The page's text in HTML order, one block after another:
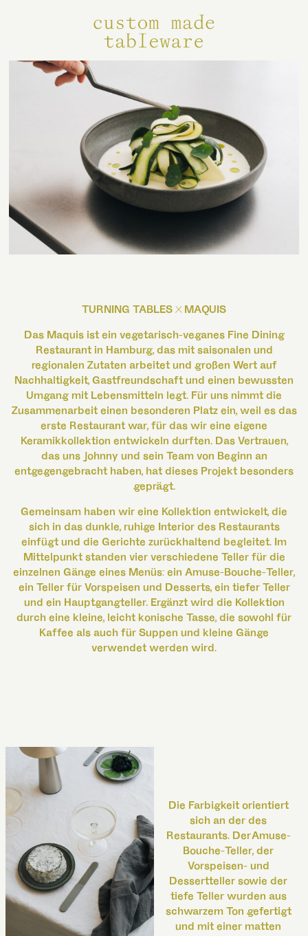
TURNING TABLES × MAQUIS
Das Maquisist ein vegetarisch-veganes Fine Dining
Restaurant in Hamburg, das mit saisonalen und
regionalen Zutaten arbeitet und großen Wert auf
Nachhaltigkeit, Gastfreundschaft und einen bewussten
Umgang mit Lebensmitteln legt. Für uns nimmt die
Zusammenarbeit einen besonderen Platz ein, weil es das
erste Restaurant war, für das wir eine eigene
Keramikkollektion entwickeln durften. Das Vertrauen,
das uns Johnny und sein Team von Beginn an
entgegengebracht haben, hat dieses Projekt besonders
geprägt.
Gemeinsam haben wir eine Kollektion entwickelt, die
sich in das dunkle, ruhige Interior des Restaurants
einfügt und die Gerichte zurückhaltend begleitet. Im
Mittelpunkt standen vier verschiedene Teller für die
einzelnen Gänge eines Menüs: ein Amuse-Bouche-Teller,
ein Teller für Vorspeisen und Desserts, ein tiefer Teller
und ein Hauptgangteller. Ergänzt wird die Kollektion
durch eine kleine, leicht konische Tasse, die sowohl für
Kaffee als auch für Suppen und kleine Gänge
verwendet werden wird.
Die Farbigkeit orientiert
sich an der des
Restaurants. Der Amuse-
Bouche-Teller, der
Vorspeisen- und
Dessertteller sowie der
tiefe Teller wurden aus
schwarzem Ton gefertigt
und mit einer matten